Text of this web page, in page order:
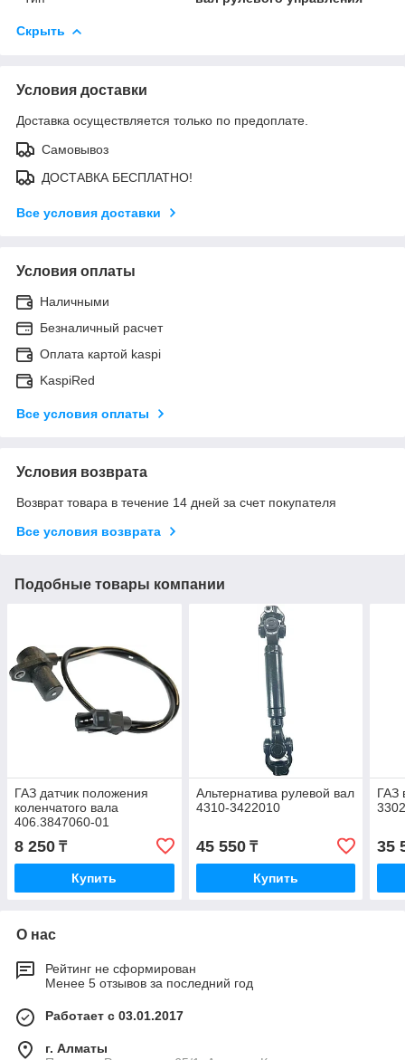
Скрыть
Условия доставки
Доставка осуществляется только по предоплате.
Самовывоз
ДОСТАВКА БЕСПЛАТНО!
Все условия доставки
Условия оплаты
Наличными
Безналичный расчет
Оплата картой kaspi
KaspiRed
Все условия оплаты
Условия возврата
Возврат товара в течение 14 дней за счет покупателя
Все условия возврата
Подобные товары компании
ГАЗ датчик положения
коленчатого вала
406.3847060-01
8 250 ₸
Купить
Альтернатива рулевой вал
4310-3422010
45 550₸
Купить
ГАЗ
35
О нас
Рейтинг не сформирован
Менее 5 отзывов за последний год
Работает с 03.01.2017
г. Алматы